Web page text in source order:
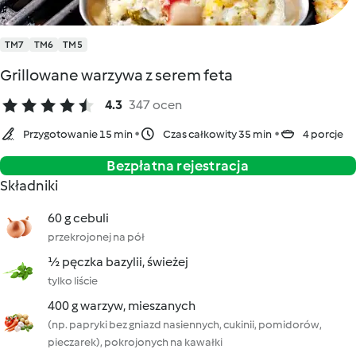
TM7 TM6 TM5
Grillowane warzywa z serem feta
4.3 347 ocen
Przygotowanie 15 min Czas całkowity 35 min 4 porcje
Bezpłatna rejestracja
Składniki
60 g cebuli
przekrojonej na pół
½ pęczka bazylii, świeżej
tylko liście
400 g warzyw, mieszanych
(np. papryki bez gniazd nasiennych, cukinii, pomidorów,
pieczarek), pokrojonych na kawałki